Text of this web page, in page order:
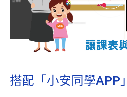
搭配「小安同學APP